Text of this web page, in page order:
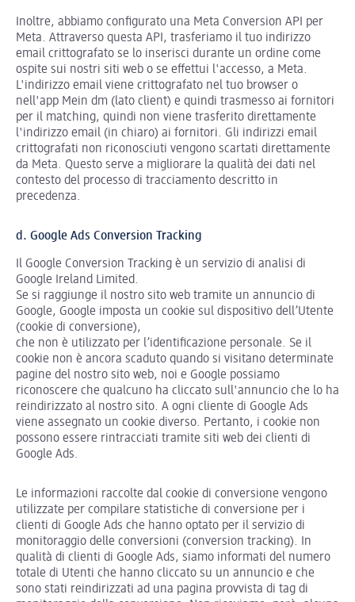
Inoltre, abbiamo configurato una Meta Conversion API per
Meta. Attraverso questa API, trasferiamo il tuo indirizzo
email crittografato se lo inserisci durante un ordine come
ospite sui nostri siti web o se effettui l'accesso, a Meta.
L'indirizzo email viene crittografato nel tuo browser o
nell'app Mein dm (lato client) e quindi trasmesso ai fornitori
per il matching, quindi non viene trasferito direttamente
l'indirizzo email (in chiaro) ai fornitori. Gli indirizzi email
crittografati non riconosciuti vengono scartati direttamente
da Meta. Questo serve a migliorare la qualità dei dati nel
contesto del processo di tracciamento descritto in
precedenza.
d. Google Ads Conversion Tracking
Il Google Conversion Tracking è un servizio di analisi di
Google Ireland Limited.
Se si raggiunge il nostro sito web tramite un annuncio di
Google, Google imposta un cookie sul dispositivo dell’Utente
(cookie di conversione),
che non è utilizzato per l’identificazione personale. Se il
cookie non è ancora scaduto quando si visitano determinate
pagine del nostro sito web, noi e Google possiamo
riconoscere che qualcuno ha cliccato sull'annuncio che lo ha
reindirizzato al nostro sito. A ogni cliente di Google Ads
viene assegnato un cookie diverso. Pertanto, i cookie non
possono essere rintracciati tramite siti web dei clienti di
Google Ads.
Le informazioni raccolte dal cookie di conversione vengono
utilizzate per compilare statistiche di conversione per i
clienti di Google Ads che hanno optato per il servizio di
monitoraggio delle conversioni (conversion tracking). In
qualità di clienti di Google Ads, siamo informati del numero
totale di Utenti che hanno cliccato su un annuncio e che
sono stati reindirizzati ad una pagina provvista di tag di